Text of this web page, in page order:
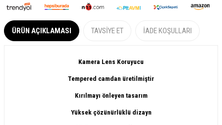
ÜRÜN AÇIKLAMASI TAVSIYE ET İADE KOŞULLARI
Kamera Lens Koruyucu
Tempered camdan üretilmiştir
Kırılmayı önleyen tasarım
Yüksek çözünürlüklü dizayn